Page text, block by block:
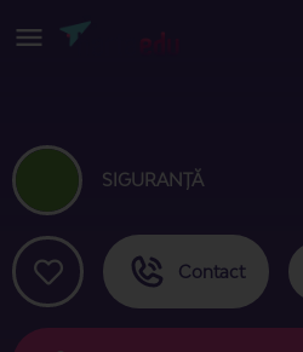
SIGURANȚĂ
Contact